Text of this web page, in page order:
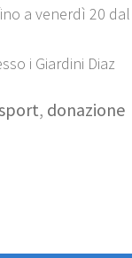
a venerdì 20
i Giardini Diaz
, donazione